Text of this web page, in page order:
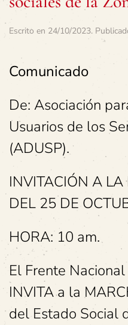
Escrito en 24/10/2023.
Comunicado
De: Asociación
Usuarios de los
(ADUSP).
INVITACIÓN A
DEL 25 DE
HORA: 10 am.
El Frente
INVITA a la
del Estado Social